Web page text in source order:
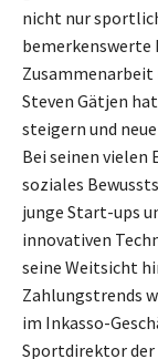
nicht nur
bemerkenswerte
Steven Gätjen
steigern und
Bei seinen vielen
soziales
junge Start-ups
innovativen
seine Weitsicht
Zahlungstrends
im Inkasso-
Sportdirektor der